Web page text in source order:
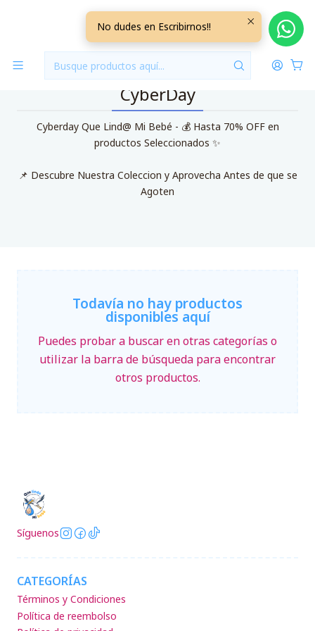
Inicio CyberDay
CyberDay
Cyberday Que Lind@ Mi Bebé - 💰 Hasta 70% OFF en
productos Seleccionados ✨
📌 Descubre Nuestra Coleccion y Aprovecha Antes de que se
Agoten
Todavía no hay productos
disponibles aquí
Puedes probar a buscar en otras categorías o
utilizar la barra de búsqueda para encontrar
otros productos.
Síguenos
CATEGORÍAS
Términos y Condiciones
Política de reembolso
No dudes en Escribirnos!!